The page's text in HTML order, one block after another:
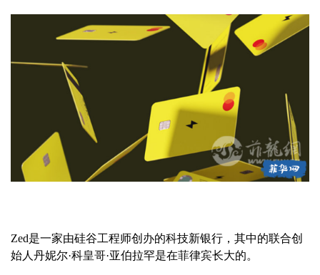
Zed是一家由硅谷工程师创办的科技新银行，其中的联合创
始人丹妮尔·科皇哥·亚伯拉罕是在菲律宾长大的。